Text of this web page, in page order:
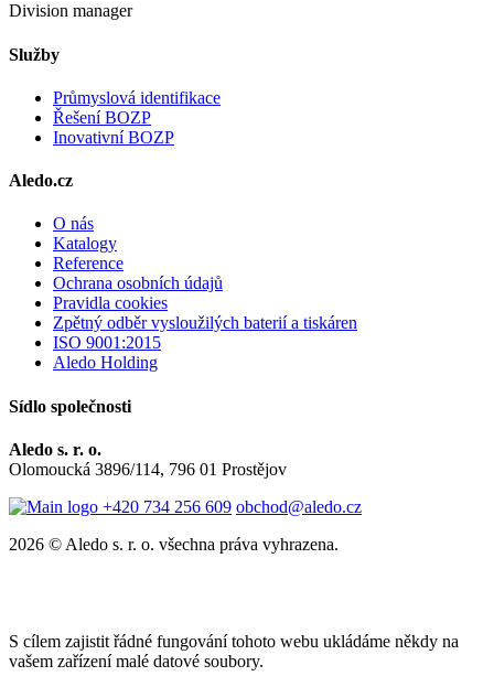
Division manager
Služby
Průmyslová identifikace
Řešení BOZP
Inovativní BOZP
Aledo.cz
O nás
Katalogy
Reference
Ochrana osobních údajů
Pravidla cookies
Zpětný odběr vysloužilých baterií a tiskáren
ISO 9001:2015
Aledo Holding
Sídlo společnosti
Aledo s. r. o.
Olomoucká 3896/114, 796 01 Prostějov
+420 734 256 609 obchod@aledo.cz
2026 © Aledo s. r. o. všechna práva vyhrazena.
S cílem zajistit řádné fungování tohoto webu ukládáme někdy na
vašem zařízení malé datové soubory.